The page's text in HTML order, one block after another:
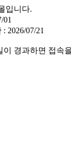
입니다.
01
2026/07/21
이 경과하면 접속